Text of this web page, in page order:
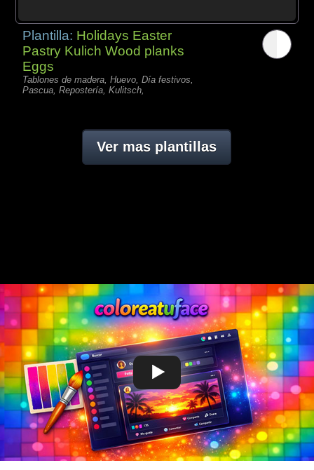
Plantilla: Holidays Easter
Pastry Kulich Wood planks
Eggs
Tablones de madera, Huevo, Día festivos,
Pascua, Repostería, Kulitsch,
Ver mas plantillas